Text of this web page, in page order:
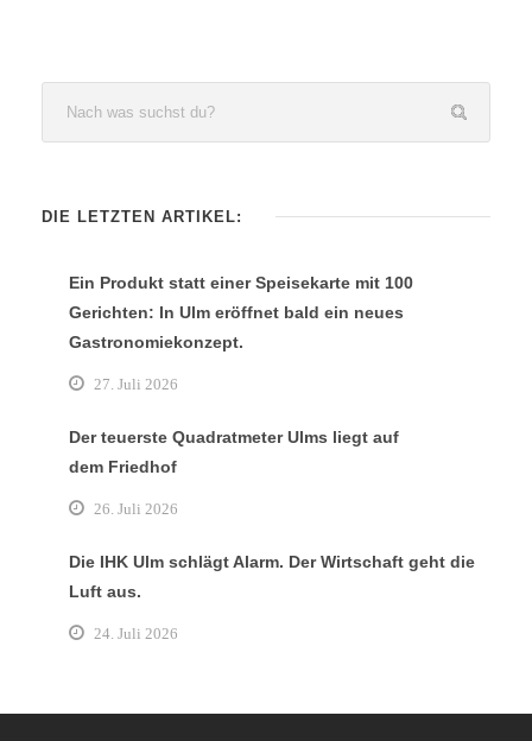
DIE LETZTEN ARTIKEL:
Ein Produkt statt einer Speisekarte mit 100
Gerichten: In Ulm eröffnet bald ein neues
Gastronomiekonzept.
27. Juli 2026
Der teuerste Quadratmeter Ulms liegt auf
dem Friedhof
26. Juli 2026
Die IHK Ulm schlägt Alarm. Der Wirtschaft geht die
Luft aus.
24. Juli 2026